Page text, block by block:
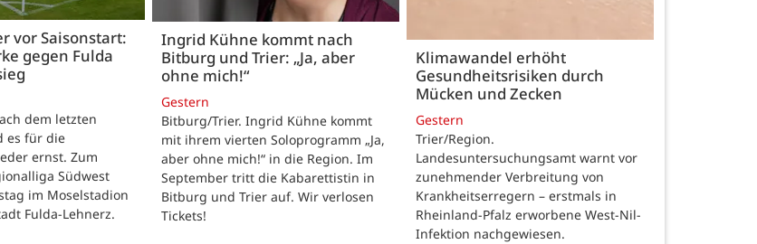
vor Saisonstart:
gegen Fulda
dem letzten
es für die
ernst. Zum
Südwest
im Moselstadion
Fulda-Lehnerz.
Ingrid Kühne kommt nach
Bitburg und Trier: „Ja, aber
ohne mich!“
Gestern
Bitburg/Trier. Ingrid Kühne kommt
mit ihrem vierten Soloprogramm „Ja,
aber ohne mich!“ in die Region. Im
September tritt die Kabarettistin in
Bitburg und Trier auf. Wir verlosen
Tickets!
Klimawandel erhöht
Gesundheitsrisiken durch
Mücken und Zecken
Gestern
Trier/Region.
Landesuntersuchungsamt warnt vor
zunehmender Verbreitung von
Krankheitserregern – erstmals in
Rheinland-Pfalz erworbene West-Nil-
Infektion nachgewiesen.